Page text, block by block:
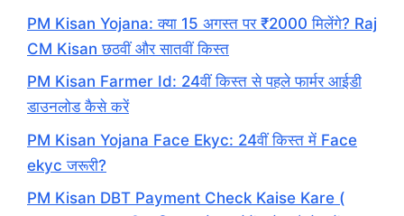
PM Kisan Yojana: क्या 15 अगस्त पर ₹2000 मिलेंगे? Raj
CM Kisan छठवीं और सातवीं किस्त
PM Kisan Farmer Id: 24वीं किस्त से पहले फार्मर आईडी
डाउनलोड कैसे करें
PM Kisan Yojana Face Ekyc: 24वीं किस्त में Face
ekyc जरूरी?
PM Kisan DBT Payment Check Kaise Kare (